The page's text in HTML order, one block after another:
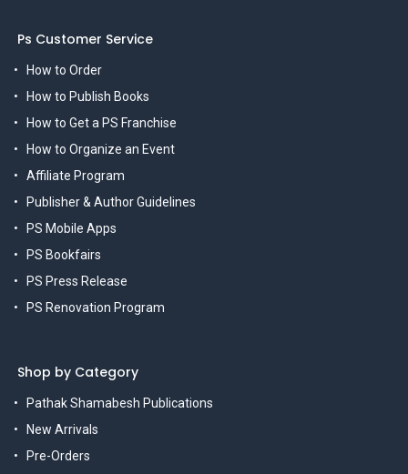
Ps Customer Service
How to Order
How to Publish Books
How to Get a PS Franchise
How to Organize an Event
Affiliate Program
Publisher & Author Guidelines
PS Mobile Apps
PS Bookfairs
PS Press Release
PS Renovation Program
Shop by Category
Pathak Shamabesh Publications
New Arrivals
Pre-Orders